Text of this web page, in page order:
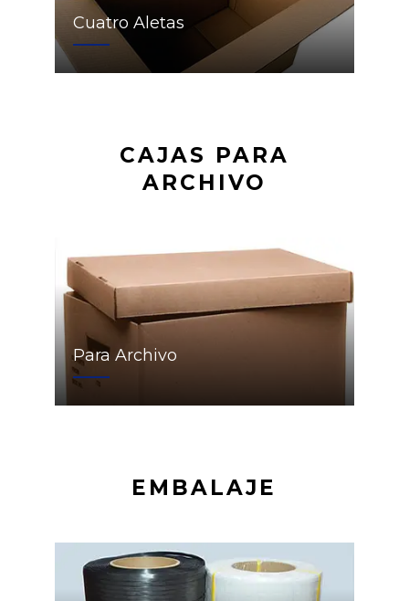
Cuatro Aletas
CAJAS PARA
ARCHIVO
Para Archivo
EMBALAJE